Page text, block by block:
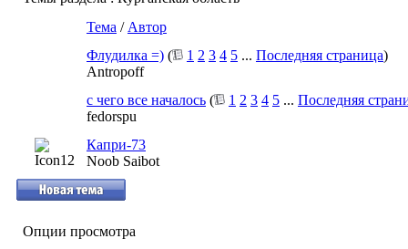
Тема / Автор
Флудилка =) ( 1 2 3 4 5 ... Последняя страница)
Antropoff
с чего все началось ( 1 2 3 4 5 ... Последняя
fedorspu
Капри-73
Noob Saibot
Опции просмотра